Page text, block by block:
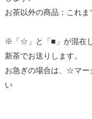
お茶以外の商品：これま
※「☆」と「■」が混在
新茶でお送りします。
お急ぎの場合は、☆マー
い